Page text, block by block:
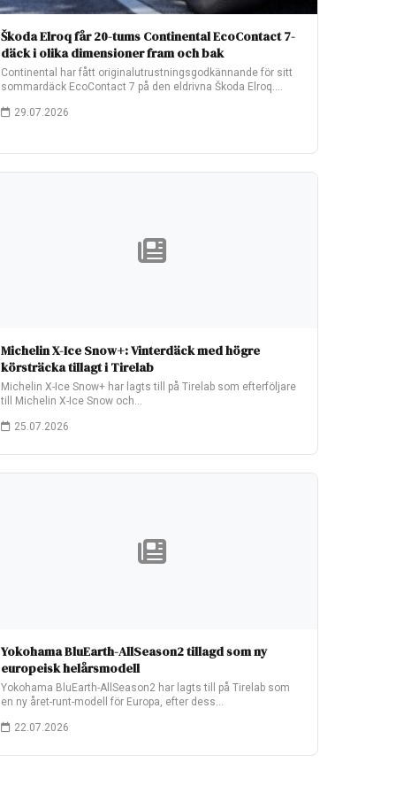
Škoda Elroq får 20-tums Continental EcoContact 7-
däck i olika dimensioner fram och bak
Continental har fått originalutrustningsgodkännande för sitt
sommardäck EcoContact 7 på den eldrivna Škoda Elroq.
29.07.2026
Michelin X-Ice Snow+: Vinterdäck med högre
körsträcka tillagt i Tirelab
Michelin X-Ice Snow+ har lagts till på Tirelab som efterföljare
till Michelin X-Ice Snow och…
25.07.2026
Yokohama BluEarth-AllSeason2 tillagd som ny
europeisk helårsmodell
Yokohama BluEarth-AllSeason2 har lagts till på Tirelab som
en ny året-runt-modell för Europa, efter dess…
22.07.2026